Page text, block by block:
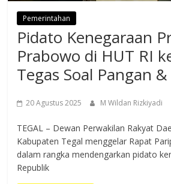
Pemerintahan
Pidato Kenegaraan
Prabowo di HUT RI
Tegas Soal Pangan
20 Agustus 2025 M Wildan Rizkiyadi
TEGAL – Dewan Perwakilan Rakyat
Kabupaten Tegal menggelar Rapat
dalam rangka mendengarkan pidato
Republik